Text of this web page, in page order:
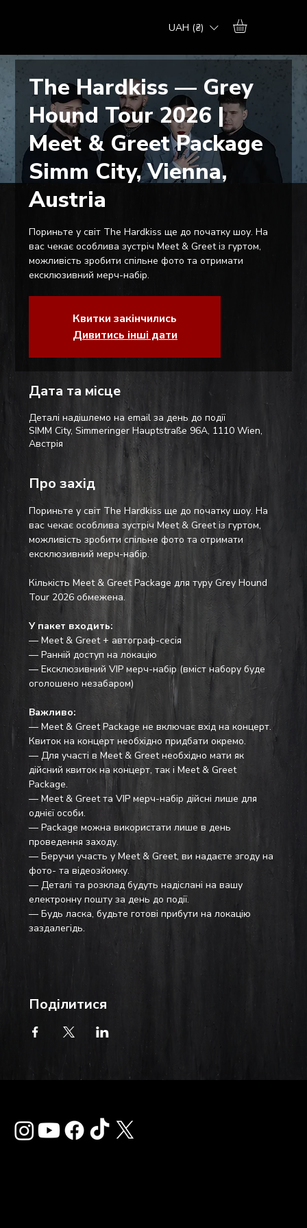
UAH (₴)
The Hardkiss — Grey
Hound Tour 2026 |
Meet & Greet Package
Simm City, Vienna,
Austria
Пориньте у світ The Hardkiss ще до початку шоу. На
вас чекає особлива зустріч Meet & Greet із гуртом,
можливість зробити спільне фото та отримати
ексклюзивний мерч-набір.
Квитки закінчились
Дивитись інші дати
Дата та місце
Деталі надішлемо на email за день до події
SIMM City, Simmeringer Hauptstraße 96A, 1110 Wien,
Австрія
Про захід
Пориньте у світ The Hardkiss ще до початку шоу. На
вас чекає особлива зустріч Meet & Greet із гуртом,
можливість зробити спільне фото та отримати
ексклюзивний мерч-набір.
Кількість Meet & Greet Package для туру Grey Hound
Tour 2026 обмежена.
У пакет входить:
— Meet & Greet + автограф-сесія
— Ранній доступ на локацію
— Ексклюзивний VIP мерч-набір (вміст набору буде
оголошено незабаром)
Важливо:
— Meet & Greet Package не включає вхід на концерт.
Квиток на концерт необхідно придбати окремо.
— Для участі в Meet & Greet необхідно мати як
дійсний квиток на концерт, так і Meet & Greet
Package.
— Meet & Greet та VIP мерч-набір дійсні лише для
однієї особи.
— Package можна використати лише в день
проведення заходу.
— Беручи участь у Meet & Greet, ви надаєте згоду на
фото- та відеозйомку.
— Деталі та розклад будуть надіслані на вашу
електронну пошту за день до події.
— Будь ласка, будьте готові прибути на локацію
заздалегідь.
Поділитися